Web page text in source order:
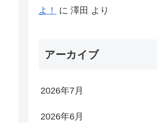
よ！
に 澤田 より
アーカイブ
2026年7月
2026年6月